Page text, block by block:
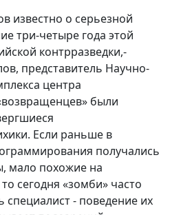
известно о серьезной
три-четыре года этой
контрразведки,-
представитель Научно-
центра
были
Если раньше в
получались
мало похожие на
сегодня «зомби» часто
- поведение их